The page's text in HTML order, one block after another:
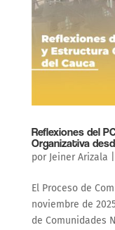
Reflexiones del
Organizativa
por Jeiner Arizala
El Proceso de
noviembre de
de Comunidades